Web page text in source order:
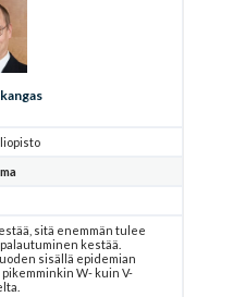
sitä enemmän tulee
kestää.
sisällä epidemian
W- kuin V-